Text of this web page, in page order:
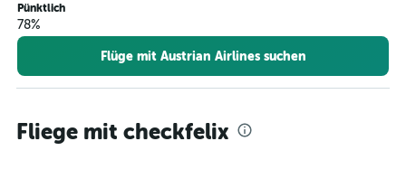
Pünktlich
78%
Flüge mit Austrian Airlines suchen
Fliege mit checkfelix